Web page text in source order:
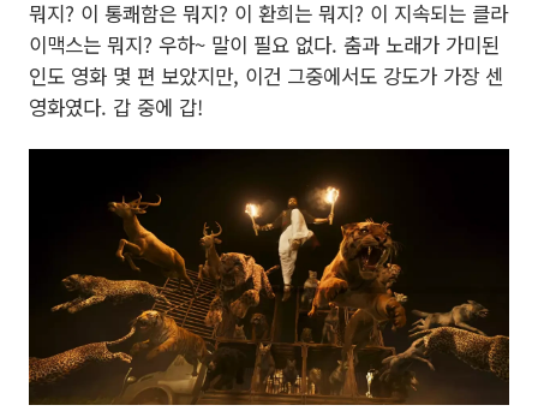
뭐지? 이 통쾌함은 뭐지? 이 환희는 뭐지? 이 지속되는 클라
이맥스는 뭐지? 우하~ 말이 필요 없다. 춤과 노래가 가미된
인도 영화 몇 편 보았지만, 이건 그중에서도 강도가 가장 센
영화였다. 갑 중에 갑!